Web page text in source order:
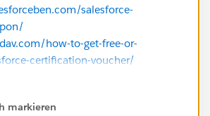
salesforce-
how-to-get-free-or-
certification-voucher/
markieren